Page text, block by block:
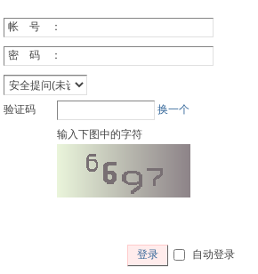
帐 号 ：
密 码 ：
验证码
换一个
输入下图中的字符
登录 自动登录